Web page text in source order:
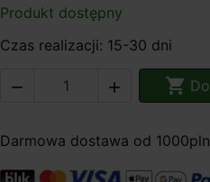
Produkt dostępny
Czas realizacji: 15-30 dni
  
Darmowa dostawa od